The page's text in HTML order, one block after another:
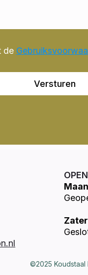
de
Versturen
©2025 Koudstaal